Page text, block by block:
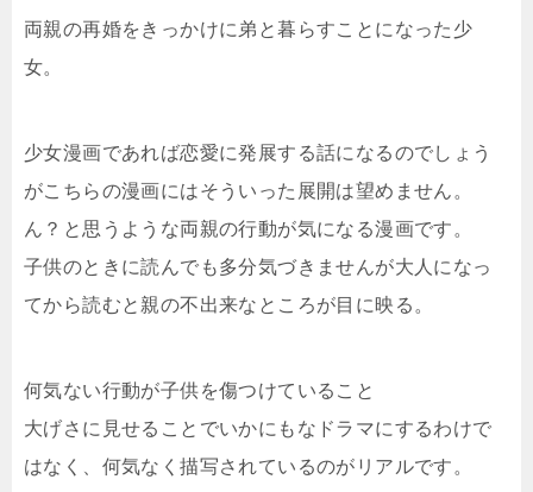
両親の再婚をきっかけに弟と暮らすことになった少
女。
少女漫画であれば恋愛に発展する話になるのでしょう
がこちらの漫画にはそういった展開は望めません。
ん？と思うような両親の行動が気になる漫画です。
子供のときに読んでも多分気づきませんが大人になっ
てから読むと親の不出来なところが目に映る。
何気ない行動が子供を傷つけていること
大げさに見せることでいかにもなドラマにするわけで
はなく、何気なく描写されているのがリアルです。